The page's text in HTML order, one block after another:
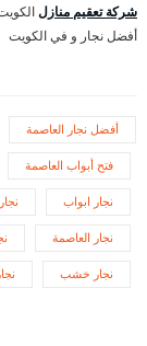
شركة تعقيم منازل
أفضل نجار و في الكويت
أفضل نجار العاصمة
فتح أبواب العاصمة
نجار ابواب
نجار العاصمة
نجار خشب